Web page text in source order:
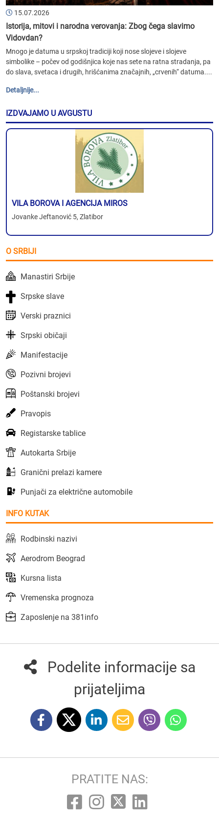
15.07.2026
Istorija, mitovi i narodna verovanja: Zbog čega slavimo
Vidovdan?
Mnogo je datuma u srpskoj tradiciji koji nose slojeve i slojeve
simbolike – počev od godišnjica koje nas sete na ratna stradanja, pa
do slava, svetaca i drugih, hrišćanima značajnih, „crvenih“ datuma....
Detaljnije...
IZDVAJAMO U AVGUSTU
VILA BOROVA I AGENCIJA MIROS
Jovanke Jeftanović 5, Zlatibor
O SRBIJI
Manastiri Srbije
Srpske slave
Verski praznici
Srpski običaji
Manifestacije
Pozivni brojevi
Poštanski brojevi
Pravopis
Registarske tablice
Autokarta Srbije
Granični prelazi kamere
Punjači za električne automobile
INFO KUTAK
Rodbinski nazivi
Aerodrom Beograd
Kursna lista
Vremenska prognoza
Zaposlenje na 381info
Podelite informacije sa
prijateljima
PRATITE NAS: